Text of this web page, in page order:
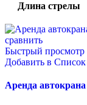
Длина стрелы
сравнить
Быстрый просмотр
Добавить в
Аренда